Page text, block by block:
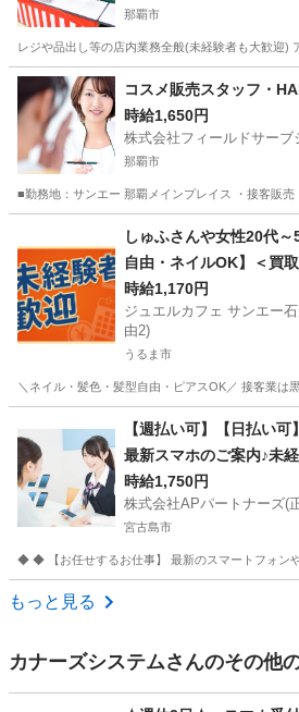
那覇市
レジや品出し等の店内業務全般(未経験者も大歓迎)
沖縄 那覇市 コンビニ
コスメ販売スタッフ・
時給1,650円
株式会社フィールドサー
那覇市
■勤務地：サンエー 那覇メインプレイス ・接客販
しゅふさんや女性20代
自由・ネイルOK】＜買
トが9割！意欲・人柄重
時給1,170円
ジュエルカフェ サンエー
由2)
うるま市
＼ネイル・髪色・髪型自由・ピアスOK／ 接客業
アパレル
【週払い可】【日払い可
最新スマホのご案内♪未
う携帯販売・受付スタッ
ナーズ(正社員) 携帯ショ
時給1,750円
株式会社APパートナーズ(
宮古島市
◆ ◆ 【お任せするお仕事】 最新のスマートフォン
沖縄 宮古島市
もっと見る
カナーズシステムさんのその他